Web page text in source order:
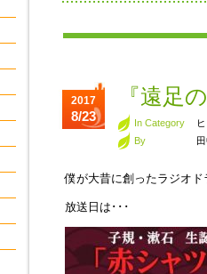
2017
8/23
『遠足
In Category
By
僕が大昔に創ったラジオ
放送日は･･･